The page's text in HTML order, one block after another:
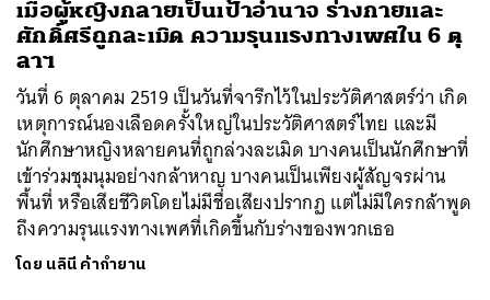
เมื่อผู้หญิงกลายเป็นเป้าอำนาจ ร่างกายและ
ศักดิ์ศรีถูกละเมิด ความรุนแรงทางเพศใน 6 ตุ
ลาฯ
วันที่ 6 ตุลาคม 2519 เป็นวันที่จารึกไว้ในประวัติศาสตร์ว่า เกิด
เหตุการณ์นองเลือดครั้งใหญ่ในประวัติศาสตร์ไทย และมี
นักศึกษาหญิงหลายคนที่ถูกล่วงละเมิด บางคนเป็นนักศึกษาที่
เข้าร่วมชุมนุมอย่างกล้าหาญ บางคนเป็นเพียงผู้สัญจรผ่าน
พื้นที่ หรือเสียชีวิตโดยไม่มีชื่อเสียงปรากฏ แต่ไม่มีใครกล้าพูด
ถึงความรุนแรงทางเพศที่เกิดขึ้นกับร่างของพวกเธอ
โดย นลินี ค้ากำยาน